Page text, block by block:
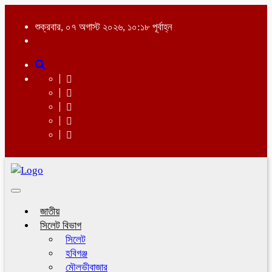
শুক্রবার, ০৭ অগাস্ট ২০২৬, ১০:১৮ পূর্বাহ্ন
Toggle
জাতীয়
সিলেট বিভাগ
সিলেট
হবিগঞ্জ
মৌলভীবাজার